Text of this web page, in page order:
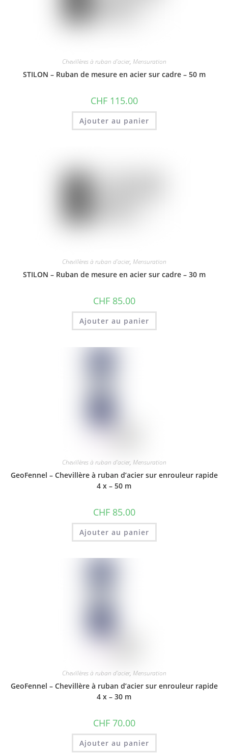
Chevillères à ruban d'acier, Mensuration
STILON – Ruban de mesure en acier sur cadre – 50 m
CHF115.00
Ajouter au panier
Chevillères à ruban d'acier, Mensuration
STILON – Ruban de mesure en acier sur cadre – 30 m
CHF85.00
Ajouter au panier
Chevillères à ruban d'acier, Mensuration
GeoFennel – Chevillère à ruban d’acier sur enrouleur rapide
4 x – 50 m
CHF85.00
Ajouter au panier
Chevillères à ruban d'acier, Mensuration
GeoFennel – Chevillère à ruban d’acier sur enrouleur rapide
4 x – 30 m
CHF70.00
Ajouter au panier